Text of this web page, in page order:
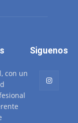
con un
Siguenos